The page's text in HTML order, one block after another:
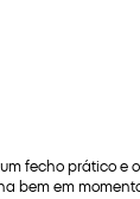
fecho prático e
bem em